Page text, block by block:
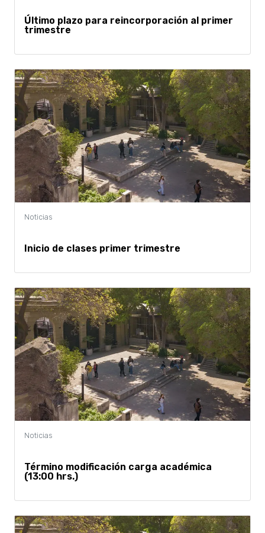
Último plazo para reincorporación al primer
trimestre
Inicio de clases primer trimestre
Término modificación carga académica
(13:00 hrs.)